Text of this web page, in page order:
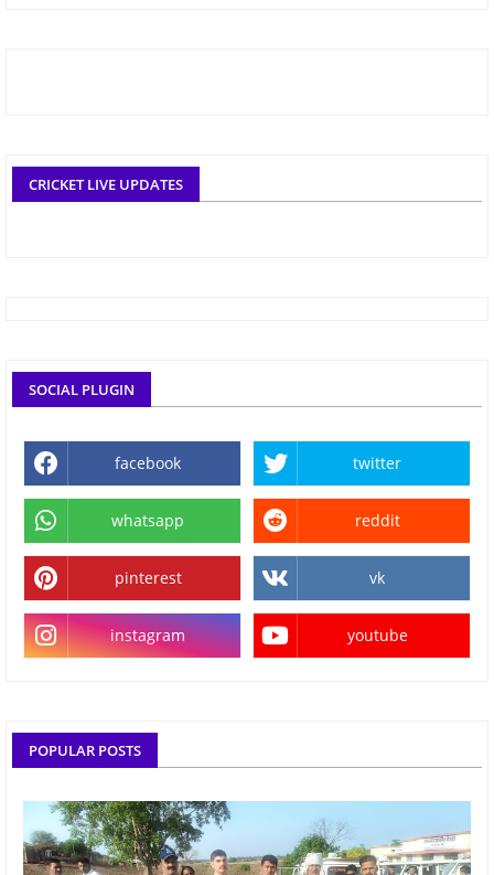
CRICKET LIVE UPDATES
SOCIAL PLUGIN
facebook twitter
whatsapp reddit
pinterest vk
instagram youtube
POPULAR POSTS